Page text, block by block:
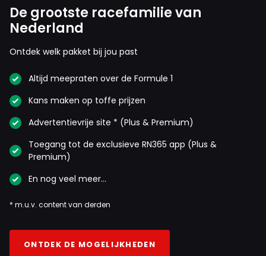
De grootste racefamilie van
Nederland
Ontdek welk pakket bij jou past
Altijd meepraten over de Formule 1
Kans maken op toffe prijzen
Advertentievrije site * (Plus & Premium)
Toegang tot de exclusieve RN365 app (Plus &
Premium)
En nog veel meer…
* m.u.v. content van derden
ONTDEK DE MOGELIJKHEDEN